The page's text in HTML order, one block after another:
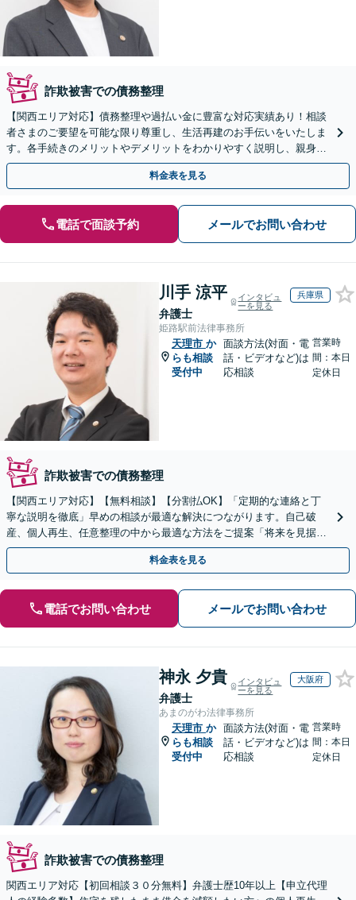
詐欺被害での債務整理
【関西エリア対応】債務整理や過払い金に豊富な対応実績あり！相談
者さまのご要望を可能な限り尊重し、生活再建のお手伝いをいたしま
す。各手続きのメリットやデメリットをわかりやすく説明し、親身な
対応を心がけます【初回相談無料】
料金表を見る
電話で面談予約 メールでお問い合わせ
川手 涼平
弁護士
インタビュ
ーを見る
兵庫県
姫路駅前法律事務所
天理市 か
らも相談
受付中
面談方法(対面・電
話・ビデオなど)は
応相談
営業時
間：本日
定休日
詐欺被害での債務整理
【関西エリア対応】【無料相談】【分割払OK】「定期的な連絡と丁
寧な説明を徹底」早めの相談が最適な解決につながります。自己破
産、個人再生、任意整理の中から最適な方法をご提案「将来を見据え
た生活再建のサポートが充実」【完全個室相談】
料金表を見る
電話でお問い合わせ メールでお問い合わせ
神永 夕貴
弁護士
インタビュ
ーを見る
大阪府
あまのがわ法律事務所
天理市 か
らも相談
受付中
面談方法(対面・電
話・ビデオなど)は
応相談
営業時
間：本日
定休日
詐欺被害での債務整理
関西エリア対応【初回相談３０分無料】弁護士歴10年以上【申立代理